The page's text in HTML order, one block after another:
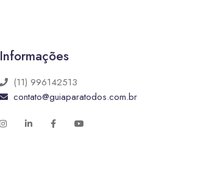
Informações
(11) 996142513
contato@guiaparatodos.com.br